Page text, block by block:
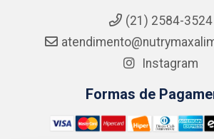
(21) 2584-3524
Instagram
Formas de